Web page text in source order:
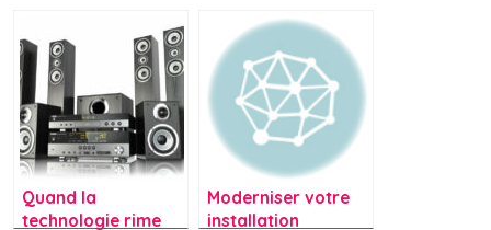
Quand la
technologie rime
Moderniser votre
installation